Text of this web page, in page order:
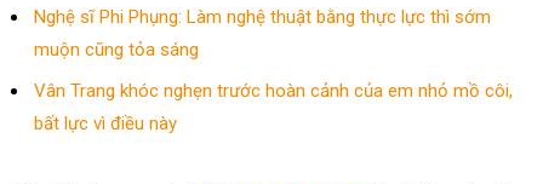
Nghệ sĩ Phi Phụng: Làm nghệ thuật bằng thực lực thì sớm
muộn cũng tỏa sáng
Vân Trang khóc nghẹn trước hoàn cảnh của em nhỏ mồ côi,
bất lực vì điều này